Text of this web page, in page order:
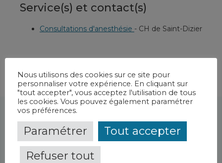
Service(s) et contact(s)
Consultations d'anesthésie - CH de Saint-Dizier
Nous utilisons des cookies sur ce site pour
personnaliser votre expérience. En cliquant sur
"tout accepter", vous acceptez l'utilisation de tous
les cookies. Vous pouvez également paramétrer
vos préférences.
Paramétrer
Tout accepter
Refuser tout